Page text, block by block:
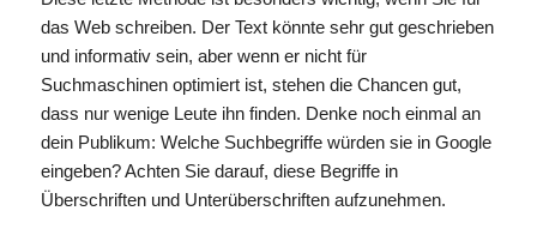
das Web schreiben. Der Text könnte sehr gut geschrieben
und informativ sein, aber wenn er nicht für
Suchmaschinen optimiert ist, stehen die Chancen gut,
dass nur wenige Leute ihn finden. Denke noch einmal an
dein Publikum: Welche Suchbegriffe würden sie in Google
eingeben? Achten Sie darauf, diese Begriffe in
Überschriften und Unterüberschriften aufzunehmen.